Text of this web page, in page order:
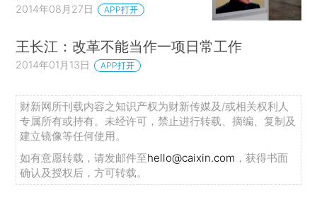
2014年08月27日 APP打开
王长江：改革不能当作一项日常工作
2014年01月13日 APP打开
财新网所刊载内容之知识产权为财新传媒及/或相关权利人
专属所有或持有。未经许可，禁止进行转载、摘编、复制及
建立镜像等任何使用。
如有意愿转载，请发邮件至hello@caixin.com ，获得书面
确认及授权后，方可转载。